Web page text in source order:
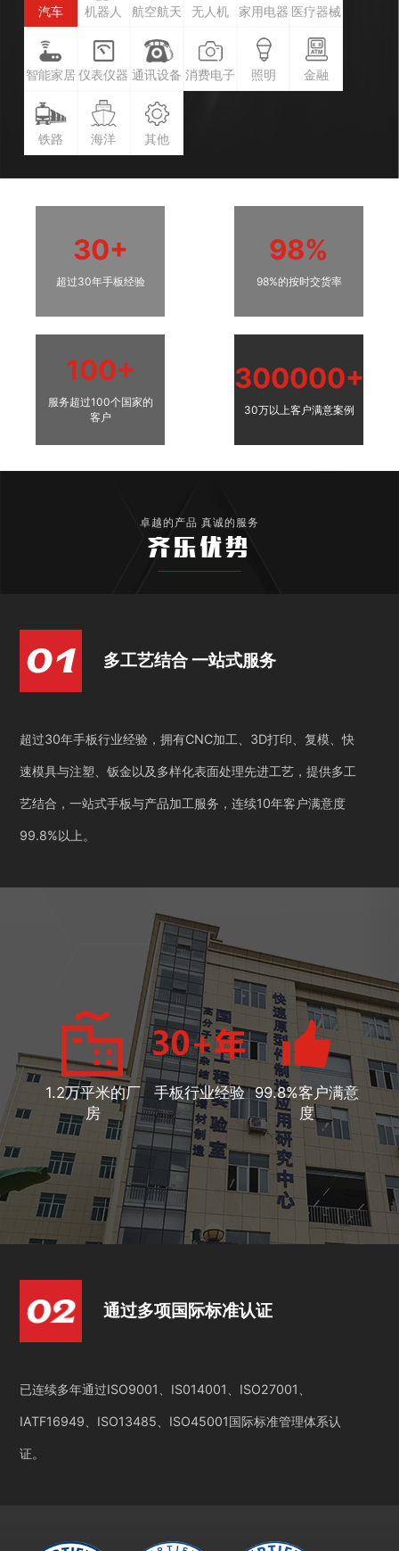
汽车 机器人 航空航天 无人机 家用电器 医疗器械
智能家居 仪表仪器 通讯设备 消费电子 照明 金融
铁路 海洋 其他
30+
超过30年手板经验
98%
98%的按时交货率
100+
服务超过100个国家的
客户
300000+
30万以上客户满意案例
卓越的产品 真诚的服务
齐乐优势
多工艺结合 一站式服务
超过30年手板行业经验，拥有CNC加工、3D打印、复模、快
速模具与注塑、钣金以及多样化表面处理先进工艺，提供多工
艺结合，一站式手板与产品加工服务，连续10年客户满意度
99.8%以上。
1.2万平米的厂
房
手板行业经验 99.8%客户满意
度
通过多项国际标准认证
已连续多年通过ISO9001、IS014001、ISO27001、
IATF16949、ISO13485、ISO45001国际标准管理体系认
证。